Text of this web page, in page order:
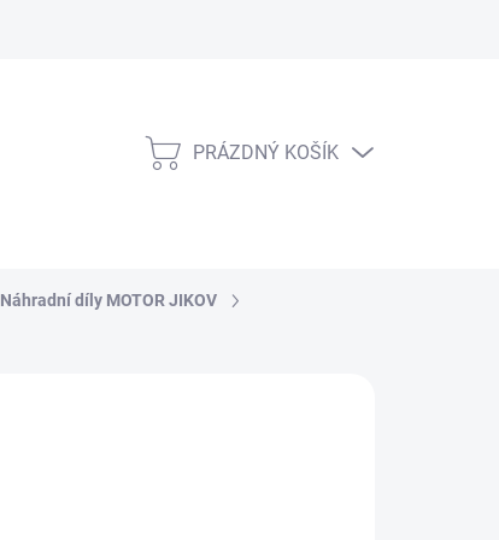
NÁKUPNÍ
PRÁZDNÝ KOŠÍK
Náhradní díly MOTOR JIKOV